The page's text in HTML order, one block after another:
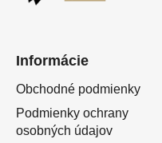
Informácie
Obchodné podmienky
Podmienky ochrany
osobných údajov